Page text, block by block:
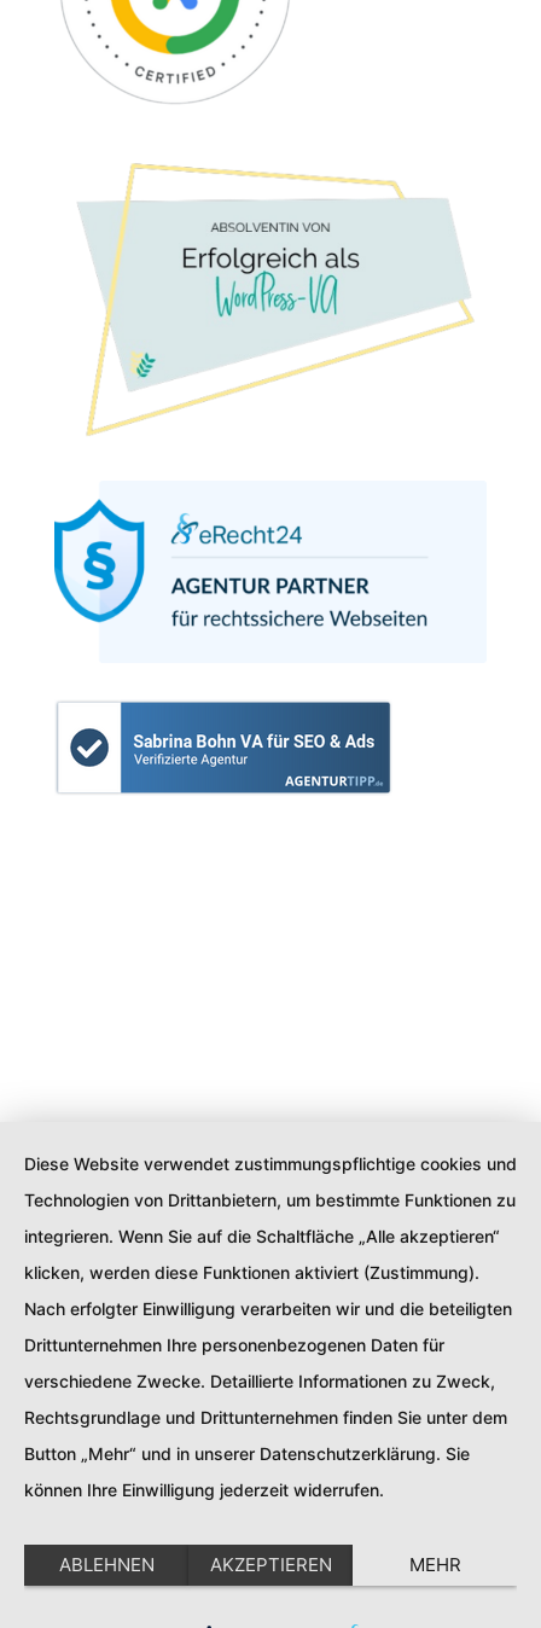
Diese Website verwendet zustimmungspflichtige cookies und
Technologien von Drittanbietern, um bestimmte Funktionen zu
integrieren. Wenn Sie auf die Schaltfläche „Alle akzeptieren“
klicken, werden diese Funktionen aktiviert (Zustimmung).
Nach erfolgter Einwilligung verarbeiten wir und die beteiligten
Drittunternehmen Ihre personenbezogenen Daten für
verschiedene Zwecke. Detaillierte Informationen zu Zweck,
Rechtsgrundlage und Drittunternehmen finden Sie unter dem
Button „Mehr“ und in unserer Datenschutzerklärung. Sie
können Ihre Einwilligung jederzeit widerrufen.
ABLEHNEN AKZEPTIEREN MEHR